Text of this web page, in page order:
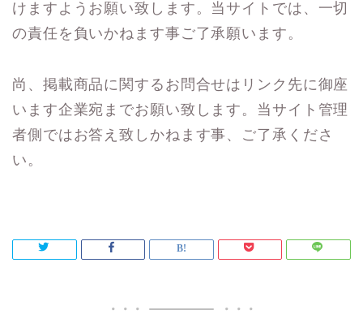
けますようお願い致します。当サイトでは、一切
の責任を負いかねます事ご了承願います。
尚、掲載商品に関するお問合せはリンク先に御座
います企業宛までお願い致します。当サイト管理
者側ではお答え致しかねます事、ご了承くださ
い。